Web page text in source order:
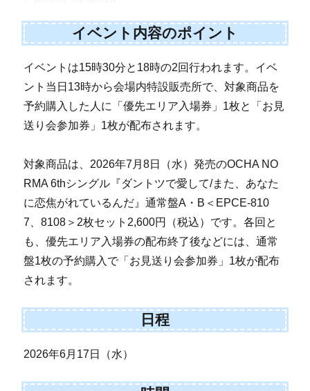
イベント内容のポイント
イベントは15時30分と18時の2回行われます。イベ
ント当日13時から会場内特設販売所で、対象商品を
予約購入した人に「優先エリア入場券」1枚と「お見
送り会参加券」1枚が配布されます。
対象商品は、2026年7月8日（水）発売のOCHA NO
RMA 6thシングル『ダントツで愛して/また、あなた
に恋焦がれているんだ』通常盤A・B＜EPCE-810
7、8108＞2枚セット2,600円（税込）です。各回と
も、優先エリア入場券の配布終了後などには、通常
盤1枚の予約購入で「お見送り会参加券」1枚が配布
されます。
日程
2026年6月17日（水）